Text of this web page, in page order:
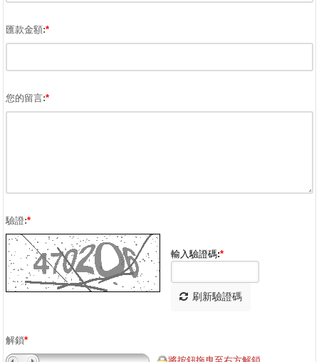
匯款金額:*
您的留言:*
驗證:*
輸入驗證碼:*
刷新驗證碼
解鎖*